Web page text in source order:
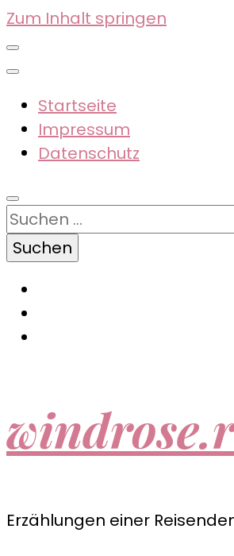
Zum Inhalt springen
Startseite
Impressum
Datenschutz
Suchen
nach:
Erzählungen einer